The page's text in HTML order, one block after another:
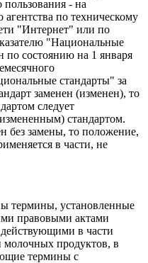
- на
по техническому
"Интернет" или по
"Национальные
по состоянию на 1 января
стандарты" за
заменен (изменен), то
следует
стандартом.
без замены, то положение,
в части, не
термины, установленные
правовыми актами
в части
молочных продуктов, в
термины с